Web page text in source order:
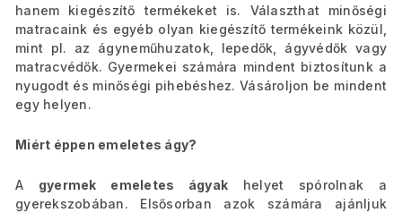
hanem kiegészítő termékeket is. Választhat minőségi
matracaink és egyéb olyan kiegészítő termékeink közül,
mint pl. az ágyneműhuzatok, lepedők, ágyvédők vagy
matracvédők. Gyermekei számára mindent biztosítunk a
nyugodt és minőségi pihebéshez. Vásároljon be mindent
egy helyen.
Miért éppen emeletes ágy?
A gyermek emeletes ágyak helyet spórolnak a
gyerekszobában. Elsősorban azok számára ajánljuk